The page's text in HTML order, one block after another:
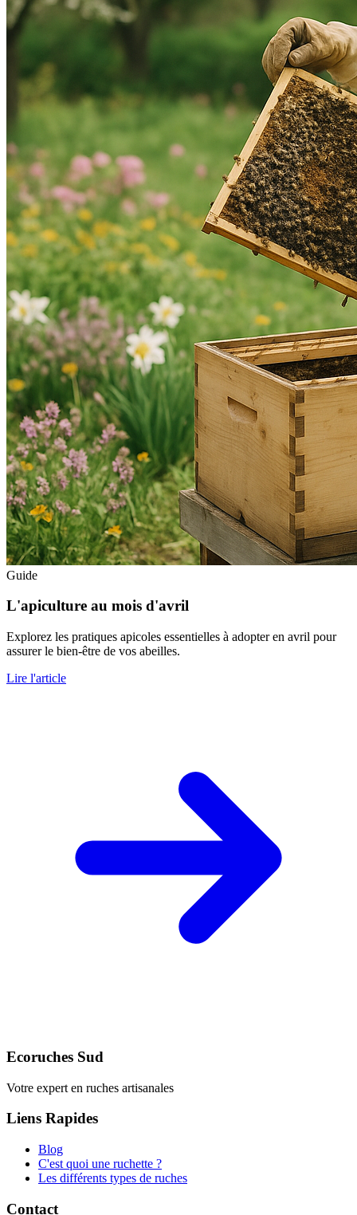
Guide
L'apiculture au mois d'avril
Explorez les pratiques apicoles essentielles à adopter en avril pour
assurer le bien-être de vos abeilles.
Lire l'article
Ecoruches Sud
Votre expert en ruches artisanales
Liens Rapides
Blog
C'est quoi une ruchette ?
Les différents types de ruches
Contact